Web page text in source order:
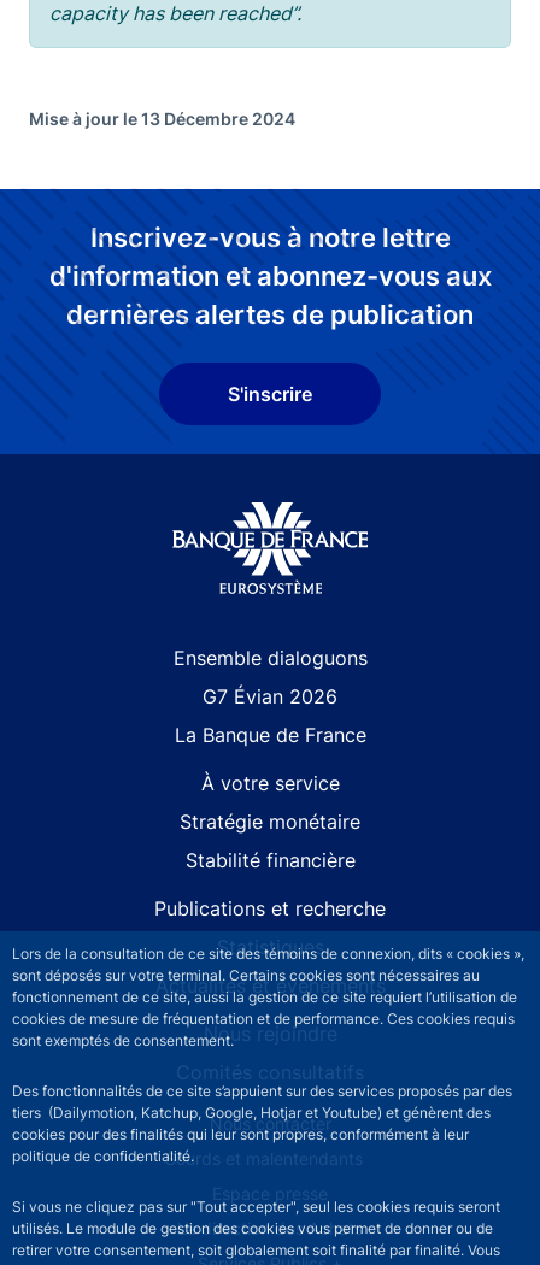
Lors de la consultation de ce site des témoins de connexion, dits « cookies »,
sont déposés sur votre terminal. Certains cookies sont nécessaires au
fonctionnement de ce site, aussi la gestion de ce site requiert l’utilisation de
cookies de mesure de fréquentation et de performance. Ces cookies requis
sont exemptés de consentement.
Des fonctionnalités de ce site s’appuient sur des services proposés par des
tiers (Dailymotion, Katchup, Google, Hotjar et Youtube) et génèrent des
cookies pour des finalités qui leur sont propres, conformément à leur
politique de confidentialité.
Si vous ne cliquez pas sur "Tout accepter", seul les cookies requis seront
utilisés. Le module de gestion des cookies vous permet de donner ou de
retirer votre consentement, soit globalement soit finalité par finalité. Vous
capacity has been reached”.
Mise à jour le 13 Décembre 2024
Inscrivez-vous à notre lettre
d'information et abonnez-vous aux
dernières alertes de publication
S'inscrire
Ensemble dialoguons
G7 Évian 2026
La Banque de France
À votre service
Stratégie monétaire
Stabilité financière
Publications et recherche
Statistiques
Actualités et événements
Nous rejoindre
Comités consultatifs
Footer secondary menuNous contacter
Sourds et malentendants
Espace presse
La direction des Achats